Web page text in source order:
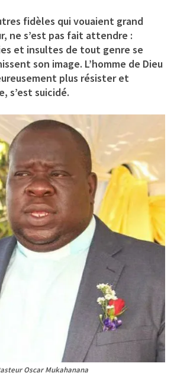
fidèles qui vouaient grand
ne s’est pas fait attendre :
et insultes de tout genre se
son image. L’homme de Dieu
plus résister et
s’est suicidé.
Oscar Mukahanana